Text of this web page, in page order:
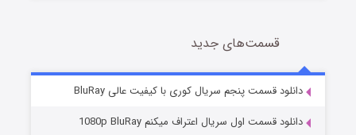
سریال زشت
قسمت2 (زیرنویس) منتشر شد
قسمت‌های جدید
دانلود قسمت پنجم سریال کوری با کیفیت عالی BluRay
دانلود قسمت اول سریال اعتراف میکنم 1080p BluRay